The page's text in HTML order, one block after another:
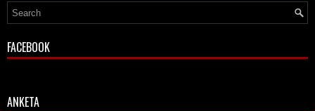
FACEBOOK
ANKETA